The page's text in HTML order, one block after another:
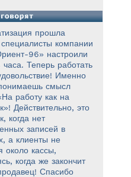
прошла
компании
96» настроили
часа. Теперь работать
Именно
смысл
работу как на
Действительно, это
когда нет
записей в
а клиенты не
около кассы,
когда же закончит
Спасибо